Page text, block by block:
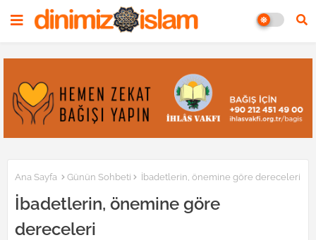
Ana Sayfa Günün Sohbeti İbadetlerin, önemine göre dereceleri
İbadetlerin, önemine göre
dereceleri